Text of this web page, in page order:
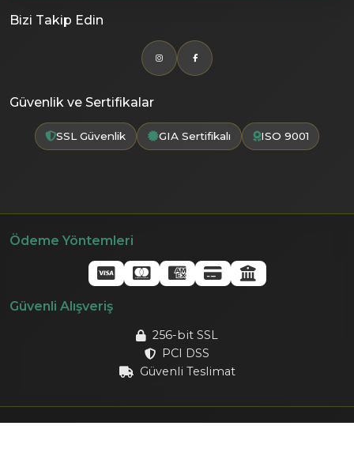
Bizi Takip Edin
Güvenlik ve Sertifikalar
SSL Güvenlik GIA Sertifikalı ISO 9001
Ödeme Yöntemleri
Güvenli Alışveriş
256-bit SSL
PCI DSS
Güvenli Teslimat